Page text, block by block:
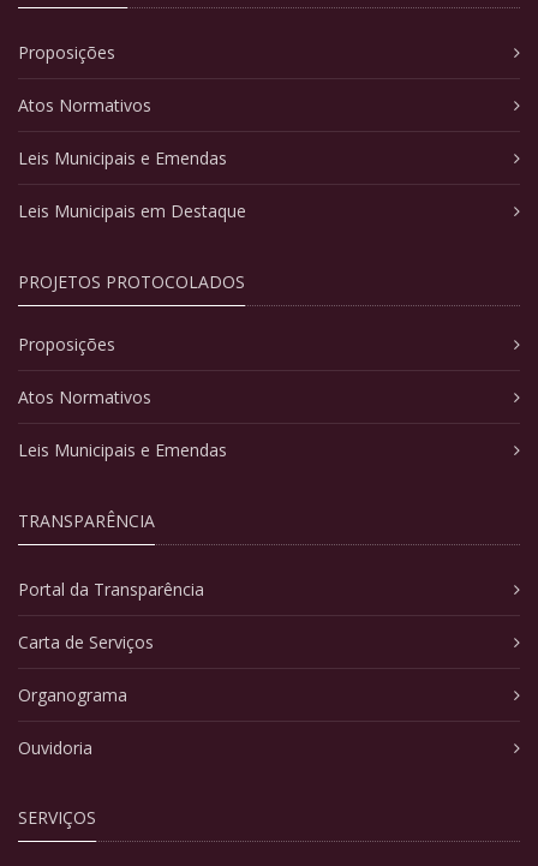
Proposições
Atos Normativos
Leis Municipais e Emendas
Leis Municipais em Destaque
PROJETOS PROTOCOLADOS
Proposições
Atos Normativos
Leis Municipais e Emendas
TRANSPARÊNCIA
Portal da Transparência
Carta de Serviços
Organograma
Ouvidoria
SERVIÇOS